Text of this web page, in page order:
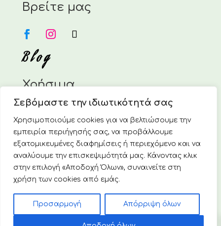
Σεβόμαστε την ιδιωτικότητά σας
Χρησιμοποιούμε cookies για να βελτιώσουμε την
εμπειρία περιήγησής σας, να προβάλλουμε
εξατομικευμένες διαφημίσεις ή περιεχόμενο και να
αναλύουμε την επισκεψιμότητά μας. Κάνοντας κλικ
στην επιλογή «Αποδοχή Όλων», συναινείτε στη
χρήση των cookies από εμάς.
Προσαρμογή Απόρριψη όλων
Βρείτε μας
Blog
Χρήσιμα
Η Εταιρεία
Επικοινωνία
Τρόποι Πληρωμής
Τρόποι Αποστολής
Πολιτική Επιστροφών & Ακυρώσεων
Πολιτική απορρήτου & Cookies
© 2025 Vivoverde Ελληνική Οικολογική Εταιρεία. Με
την επιφύλαξη κάθε νόμιμου δικαιώματος.